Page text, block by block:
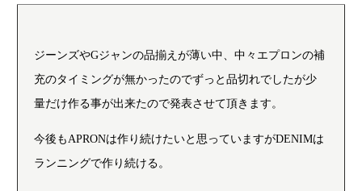
ジーンズやGジャンの品揃えが薄い中、中々エプロンの補
充のタイミングが無かったのでずっと品切れでしたが少
量だけ作る事が出来たので発表させて頂きます。
今後もAPRONは作り続けたいと思っていますがDENIMは
ランニングで作り続ける。